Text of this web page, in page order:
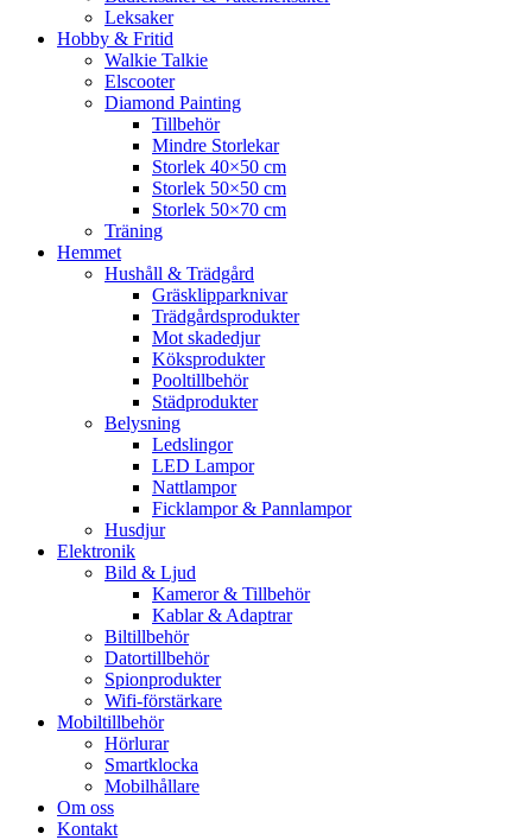
Leksaker
Hobby & Fritid
Walkie Talkie
Elscooter
Diamond Painting
Tillbehör
Mindre Storlekar
Storlek 40×50 cm
Storlek 50×50 cm
Storlek 50×70 cm
Träning
Hemmet
Hushåll & Trädgård
Gräsklipparknivar
Trädgårdsprodukter
Mot skadedjur
Köksprodukter
Pooltillbehör
Städprodukter
Belysning
Ledslingor
LED Lampor
Nattlampor
Ficklampor & Pannlampor
Husdjur
Elektronik
Bild & Ljud
Kameror & Tillbehör
Kablar & Adaptrar
Biltillbehör
Datortillbehör
Spionprodukter
Wifi-förstärkare
Mobiltillbehör
Hörlurar
Smartklocka
Mobilhållare
Om oss
Kontakt